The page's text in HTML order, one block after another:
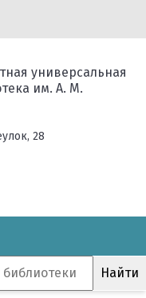
универсальная
им. А. М.
28